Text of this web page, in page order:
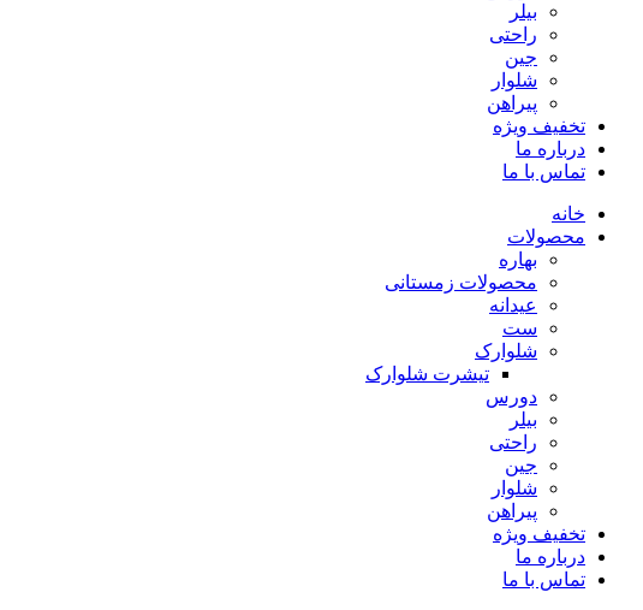
بیلر
راحتی
جین
شلوار
پیراهن
تخفیف ویژه
درباره ما
تماس با ما
خانه
محصولات
بهاره
محصولات زمستانی
عیدانه
ست
شلوارک
تیشرت شلوارک
دورس
بیلر
راحتی
جین
شلوار
پیراهن
تخفیف ویژه
درباره ما
تماس با ما